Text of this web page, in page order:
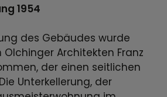
1954
des Gebäudes wurde
Olchinger Architekten Franz
der einen seitlichen
Unterkellerung, der